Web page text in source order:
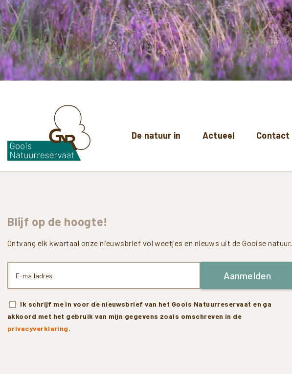
De natuur in Actueel Contact
Blijf op de hoogte!
Ontvang elk kwartaal onze nieuwsbrief vol weetjes en nieuws uit de Gooise natuur.
Aanmelden
Ik schrijf me in voor de nieuwsbrief van het Goois Natuurreservaat en ga
akkoord met het gebruik van mijn gegevens zoals omschreven in de
privacyverklaring.